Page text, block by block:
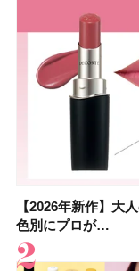
【2026年新作】大
色別にプロが…
【上田竜也さんの
したからこそ愛が深
【2026年新作】大
色別にプロが…
【2026夏】「香水
容マニア・マ…
【2026夏】「歯磨
＜美容マニア…
【2026年夏】40代
入れが楽な…
【鈴木えみさんの
アetc.お気に…
【キャンメイク】
セッティングパウダ